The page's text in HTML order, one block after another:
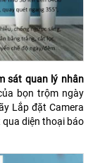
sát quan lý nhân
bọn trộm ngày
Lắp đặt Camera
diện thoại báo